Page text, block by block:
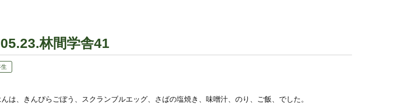
林間学舎41
は、きんぴらごぼう、スクランブルエッグ、さばの塩焼き、味噌汁、のり、ご飯、でした。